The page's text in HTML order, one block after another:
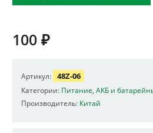
100 ₽
Артикул: 48Z-06
Категории: Питание АКБ и
Производитель: Китай